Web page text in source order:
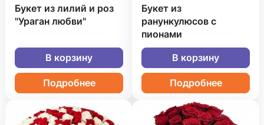
Букет из лилий и роз
"Ураган любви"
В корзину
Подробнее
Букет из
ранункулюсов с
пионами
В корзину
Подробнее